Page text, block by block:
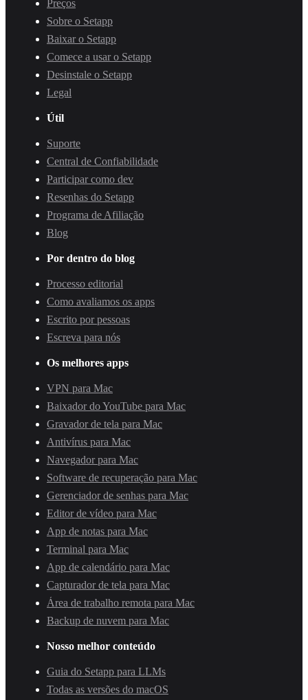
Preços
Sobre o Setapp
Baixar o Setapp
Comece a usar o Setapp
Desinstale o Setapp
Legal
Útil
Suporte
Central de Confiabilidade
Participar como dev
Resenhas do Setapp
Programa de Afiliação
Blog
Por dentro do blog
Processo editorial
Como avaliamos os apps
Escrito por pessoas
Escreva para nós
Os melhores apps
VPN para Mac
Baixador do YouTube para Mac
Gravador de tela para Mac
Antivírus para Mac
Navegador para Mac
Software de recuperação para Mac
Gerenciador de senhas para Mac
Editor de vídeo para Mac
App de notas para Mac
Terminal para Mac
App de calendário para Mac
Capturador de tela para Mac
Área de trabalho remota para Mac
Backup de nuvem para Mac
Nosso melhor conteúdo
Guia do Setapp para LLMs
Todas as versões do macOS